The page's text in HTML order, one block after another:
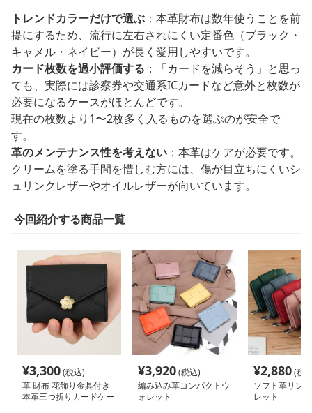
トレンドカラーだけで選ぶ ：本革財布は数年使うことを前
提にするため、流行に左右されにくい定番色（ブラック・
キャメル・ネイビー）が長く愛用しやすいです。
カード枚数を過小評価する ：「カードを減らそう」と思っ
ても、実際には診察券や交通系ICカードなど意外と枚数が
必要になるケースがほとんどです。
現在の枚数より1〜2枚多く入るものを選ぶのが安全で
す。
革のメンテナンス性を考えない ：本革はケアが必要です。
クリームを塗る手間を惜しむ方には、傷が目立ちにくいシ
ュリンクレザーやオイルレザーが向いています。
今回紹介する商品一覧
¥3,300(税込)
革 財布 花飾り金具付き
本革三つ折りカードケー
¥3,920(税込)
編み込み革コンパクトウ
ォレット
¥2,880(税
ソフト革リン
レット